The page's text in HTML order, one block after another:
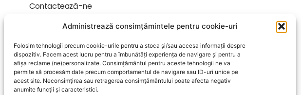
Administrează consimțămintele pentru cookie-uri
Folosim tehnologii precum cookie-urile pentru a stoca și/sau accesa informații despre
dispozitiv. Facem acest lucru pentru a îmbunătăți experiența de navigare și pentru a
afișa reclame (ne)personalizate. Consimțământul pentru aceste tehnologii ne va
permite să procesăm date precum comportamentul de navigare sau ID-uri unice pe
acest site. Neconsimțirea sau retragerea consimțământului poate afecta negativ
anumite funcții și caracteristici.
Contactează-ne
Politica de confidențialitate
Politica de cookie-uri
Acord Informat Proceduri